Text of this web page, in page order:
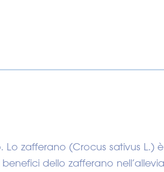
zafferano (Crocus sativus L.)
dello zafferano